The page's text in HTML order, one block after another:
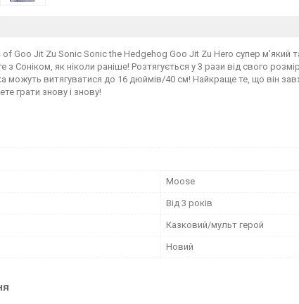
Goo Jit Zu Sonic Sonic the Hedgehog Goo Jit Zu Hero супер м'який та
з Соніком, як ніколи раніше! Розтягується у 3 рази від свого
можуть витягуватися до 16 дюймів/40 см! Найкраще те, що він
грати знову і знову!
Moose
Від 3 років
Казковий/мульт герой
Новий